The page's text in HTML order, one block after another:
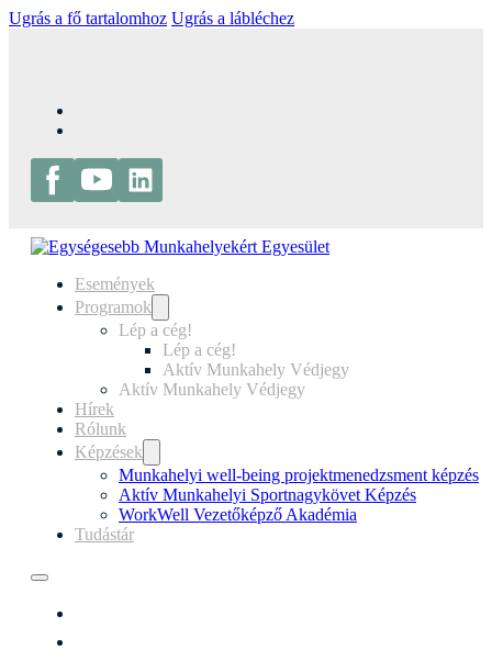
Ugrás a fő tartalomhoz Ugrás a lábléchez
Események
Programok
Lép a cég!
Lép a cég!
Aktív Munkahely Védjegy
Aktív Munkahely Védjegy
Hírek
Rólunk
Képzések
Munkahelyi well-being projektmenedzsment képzés
Aktív Munkahelyi Sportnagykövet Képzés
WorkWell Vezetőképző Akadémia
Tudástár